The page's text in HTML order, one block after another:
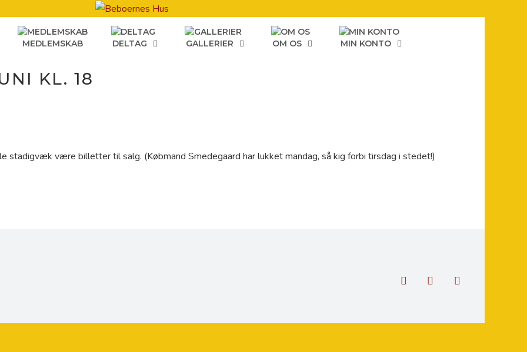
MEDLEMSKAB DELTAG GALLERIER OM OS MIN KONTO
KL. 18
stadigvæk være billetter til salg. (Købmand Smedegaard har lukket mandag, så kig forbi tirsdag i stedet!)